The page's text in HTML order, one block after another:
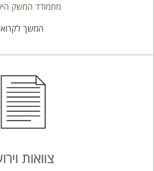
מתמודד המשק
המשך
צוואות